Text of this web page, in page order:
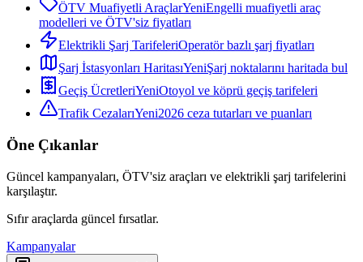
ÖTV Muafiyetli AraçlarYeniEngelli muafiyetli araç
modelleri ve ÖTV'siz fiyatları
Elektrikli Şarj TarifeleriOperatör bazlı şarj fiyatları
Şarj İstasyonları HaritasıYeniŞarj noktalarını haritada bul
Geçiş ÜcretleriYeniOtoyol ve köprü geçiş tarifeleri
Trafik CezalarıYeni2026 ceza tutarları ve puanları
Öne Çıkanlar
Güncel kampanyaları, ÖTV'siz araçları ve elektrikli şarj tarifelerini
karşılaştır.
Sıfır araçlarda güncel fırsatlar.
Kampanyalar